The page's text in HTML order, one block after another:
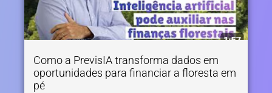
Como a PrevisIA transforma dados em
oportunidades para financiar a floresta em
pé